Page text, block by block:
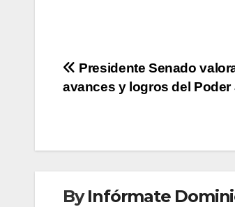
Navegación
Presidente Senado
avances y logros del Poder
ByInfórmate